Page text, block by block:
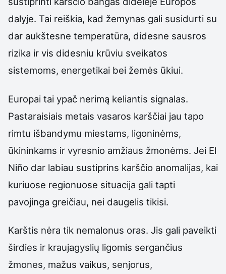
dalyje. Tai reiškia, kad žemynas gali susidurti su
dar aukštesne temperatūra, didesne sausros
rizika ir vis didesniu krūviu sveikatos
sistemoms, energetikai bei žemės ūkiui.
Europai tai ypač nerimą keliantis signalas.
Pastaraisiais metais vasaros karščiai jau tapo
rimtu išbandymu miestams, ligoninėms,
ūkininkams ir vyresnio amžiaus žmonėms. Jei El
Niño dar labiau sustiprins karščio anomalijas, kai
kuriuose regionuose situacija gali tapti
pavojinga greičiau, nei daugelis tikisi.
Karštis nėra tik nemalonus oras. Jis gali paveikti
širdies ir kraujagyslių ligomis sergančius
žmones, mažus vaikus, senjorus,